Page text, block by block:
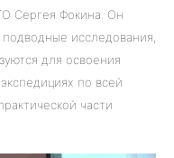
Сергея Фокина. Он
исследования,
для освоения
по всей
части